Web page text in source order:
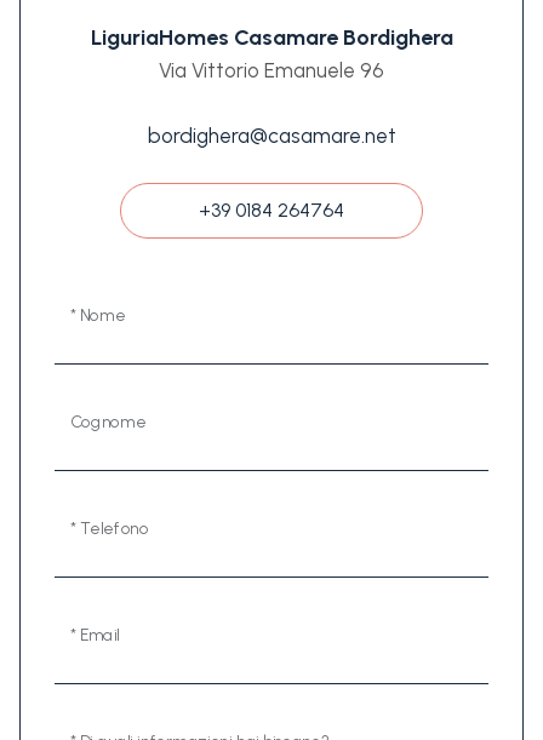
LiguriaHomes Casamare Bordighera
Via Vittorio Emanuele 96
bordighera@casamare.net
+39 0184 264764
* Nome
Cognome
* Telefono
* Email